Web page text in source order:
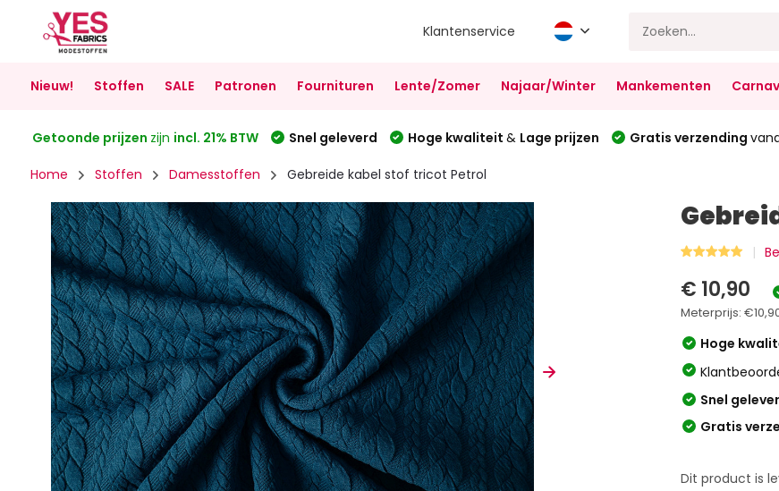
Klantenservice
Nieuw! Stoffen SALE Patronen Fournituren Lente/Zomer Najaar/Winter Mankementen
Getoonde prijzen zijn incl. 21% BTW Snel geleverd Hoge kwaliteit & Lage prijzen Gratis verzending
Home Stoffen Damesstoffen Gebreide kabel stof tricot Petrol
€ 10,90
Meterprijs:
Hoge
Snel
Gratis
Dit product is